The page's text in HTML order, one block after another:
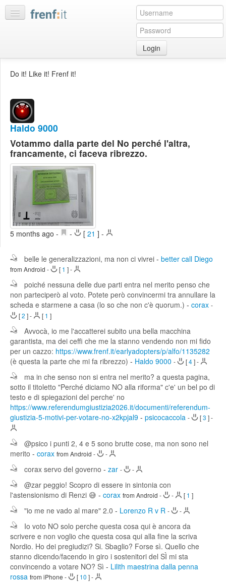
Login
My
discussions
Bookmarks
Best
:LISTS
Edit
:ROOMS
Edit
Do it! Like it! Frenf it!
Haldo 9000
Votammo dalla parte del No perché l'altra,
francamente, ci faceva ribrezzo.
5 months ago - - [ 21 ] -
belle le generalizzazioni, ma non ci vivrei - better call Diego
from Android - [ 1 ]-
poiché nessuna delle due parti entra nel merito penso che
non parteciperò al voto. Potete però convincermi tra annullare la
scheda e starmene a casa (lo so che non c'è quorum.) - corax -
[2 ]- [ 1 ]
Avvocà, io me l'accatterei subito una bella macchina
garantista, ma dei ceffi che me la stanno vendendo non mi fido
per un cazzo: https://www.frenf.it/earlyadopters/p/alfo/1135282
(è questa la parte che mi fa ribrezzo) - Haldo 9000 - [4]-
ma in che senso non si entra nel merito? a questa pagina,
sotto il titoletto "Perché diciamo NO alla riforma" c'e' un bel po di
testo e di spiegazioni del perche' no
https://www.referendumgiustizia2026.it/documenti/referendum-
giustizia-5-motivi-per-votare-no-x2kpjal9 - psicocaccola - [3 ]-
@psico i punti 2, 4 e 5 sono brutte cose, ma non sono nel
merito - corax from Android - -
corax servo del governo - zar - -
@zar peggio! Scopro di essere in sintonia con
l'astensionismo di Renzi 😅 - corax from Android - - [ 1 ]
"io me ne vado al mare" 2.0 - Lorenzo R v R - -
Io voto NO solo perche questa cosa qui è ancora da
scrivere e non voglio che questa cosa qui alla fine la scriva
Nordio. Ho dei pregiudizi? Si. Sbaglio? Forse sì. Quello che
stanno dicendo/facendo in giro i sostenitori del SÌ mi sta
convincendo a votare NO? Sì - Lilith maestrina dalla penna
rossa from iPhone - [ 10 ]-